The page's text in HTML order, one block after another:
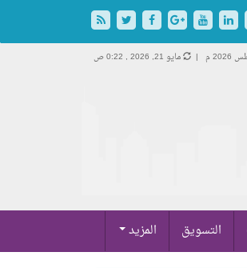
مايو 21, 2026 , 0:22 ص
التسويق المزيد